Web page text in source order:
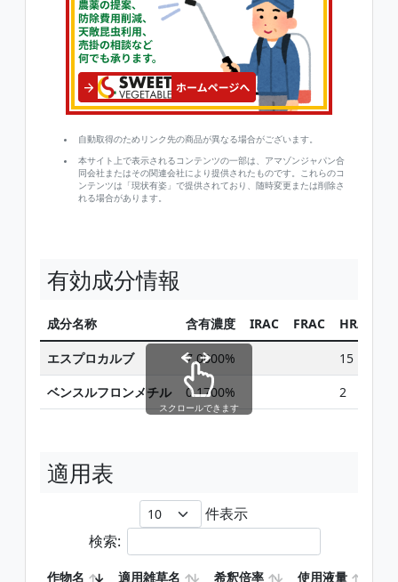
自動取得のためリンク先の商品が異なる場合がございます。
本サイト上で表示されるコンテンツの一部は、アマゾンジャパン合
同会社またはその関連会社により提供されたものです。これらのコ
ンテンツは「現状有姿」で提供されており、随時変更または削除さ
れる場合があります。
有効成分情報
成分名称 含有濃度 IRAC FRAC HRAC
エスプロカルブ 7.0000%
15
ベンスルフロンメチル
0.1700% 2
スクロールできます
適用表
件表示
検索:
作物名 適用雑草名 希釈倍率 使用液量